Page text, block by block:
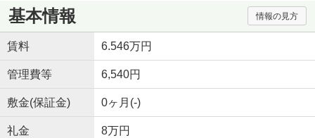
基本情報 情報の見方
賃料 6.546万円
管理費等 6,540円
敷金(保証金) 0ヶ月(-)
礼金 8万円